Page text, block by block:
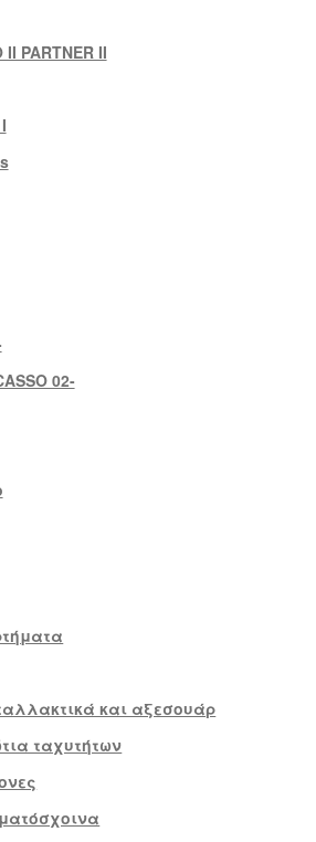
II PARTNER II
02-
και αξεσουάρ
ταχυτήτων